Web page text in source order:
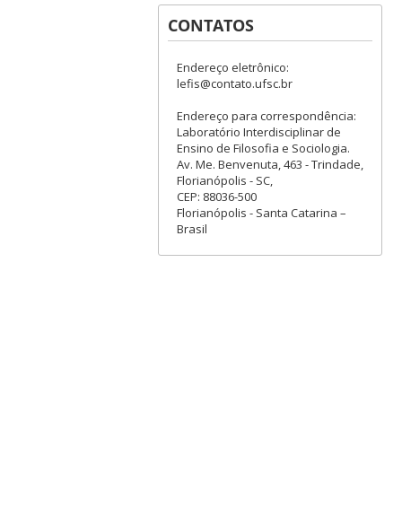
CONTATOS
Endereço eletrônico:
lefis@contato.ufsc.br
Endereço para correspondência:
Laboratório Interdisciplinar de
Ensino de Filosofia e Sociologia.
Av. Me. Benvenuta, 463 - Trindade,
Florianópolis - SC,
CEP: 88036-500
Florianópolis - Santa Catarina –
Brasil